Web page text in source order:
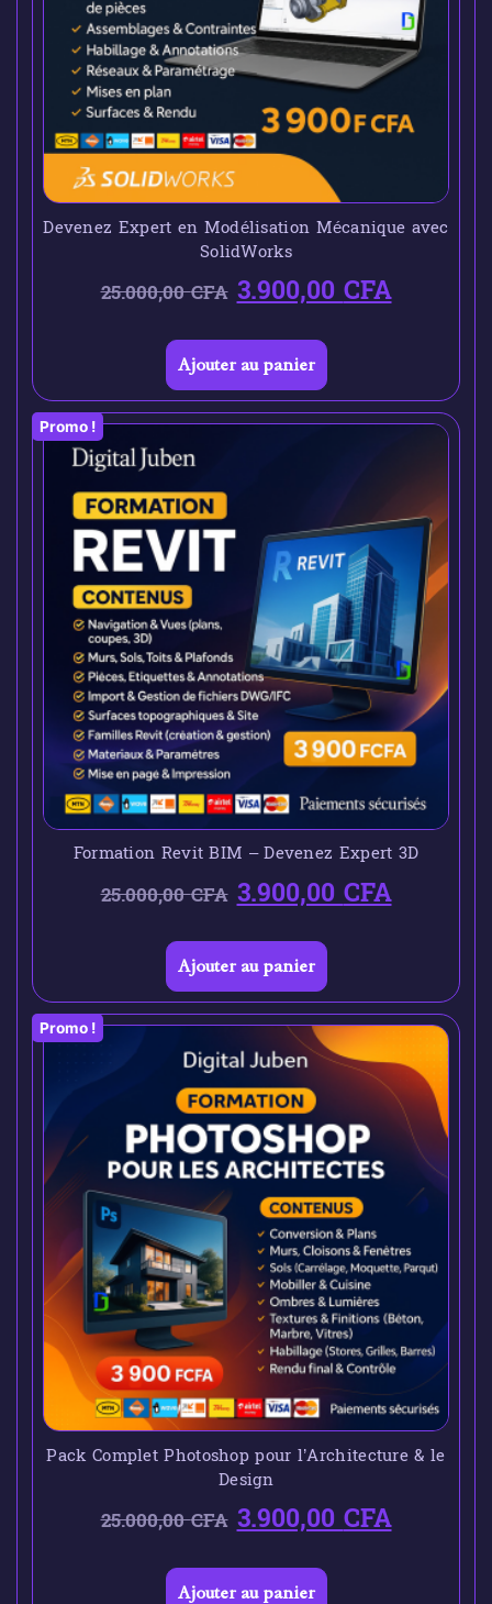
Devenez Expert en Modélisation Mécanique avec
SolidWorks
25.000,00CFA 3.900,00CFA
Ajouter au panier
Promo !
Formation Revit BIM – Devenez Expert 3D
25.000,00CFA 3.900,00CFA
Ajouter au panier
Promo !
Pack Complet Photoshop pour l’Architecture & le
Design
25.000,00CFA 3.900,00CFA
Ajouter au panier